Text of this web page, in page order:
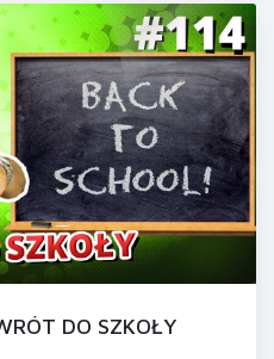
DO SZKOŁY